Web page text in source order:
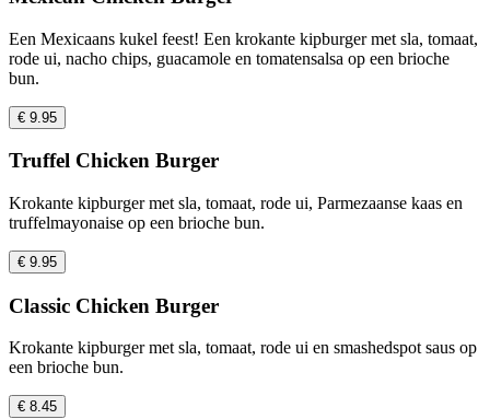
Een Mexicaans kukel feest! Een krokante kipburger met sla, tomaat,
rode ui, nacho chips, guacamole en tomatensalsa op een brioche
bun.
€ 9.95
Truffel Chicken Burger
Krokante kipburger met sla, tomaat, rode ui, Parmezaanse kaas en
truffelmayonaise op een brioche bun.
€ 9.95
Classic Chicken Burger
Krokante kipburger met sla, tomaat, rode ui en smashedspot saus op
een brioche bun.
€ 8.45